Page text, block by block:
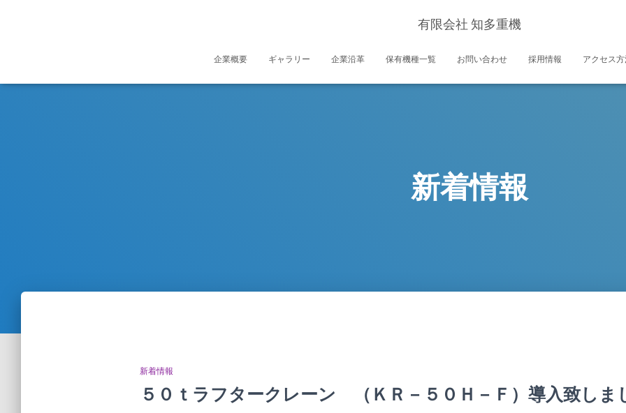
有限会社 知多重機
企業概要 ギャラリー 企業沿革 保有機種一覧 お問い合わせ 採用情報 アクセス方
新着情報
新着情報
５０ｔラフタークレーン （ＫＲ－５０Ｈ－Ｆ）導入致しま